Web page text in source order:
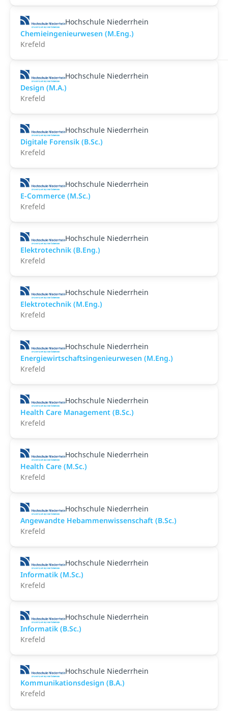
Hochschule Niederrhein
Chemieingenieurwesen (M.Eng.)
Krefeld
Hochschule Niederrhein
Design (M.A.)
Krefeld
Hochschule Niederrhein
Digitale Forensik (B.Sc.)
Krefeld
Hochschule Niederrhein
E-Commerce (M.Sc.)
Krefeld
Hochschule Niederrhein
Elektrotechnik (B.Eng.)
Krefeld
Hochschule Niederrhein
Elektrotechnik (M.Eng.)
Krefeld
Hochschule Niederrhein
Energiewirtschaftsingenieurwesen (M.Eng.)
Krefeld
Hochschule Niederrhein
Health Care Management (B.Sc.)
Krefeld
Hochschule Niederrhein
Health Care (M.Sc.)
Krefeld
Hochschule Niederrhein
Angewandte Hebammenwissenschaft (B.Sc.)
Krefeld
Hochschule Niederrhein
Informatik (M.Sc.)
Krefeld
Hochschule Niederrhein
Informatik (B.Sc.)
Krefeld
Hochschule Niederrhein
Kommunikationsdesign (B.A.)
Krefeld